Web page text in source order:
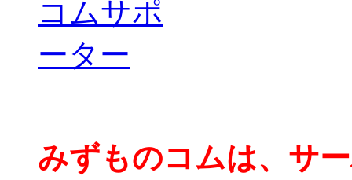
みずものコムは、サ